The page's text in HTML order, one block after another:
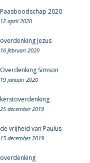
Paasboodschap 2020
12 april 2020
overdenking Jezus
16 februari 2020
Overdenking Simson
19 januari 2020
kerstoverdenking
25 december 2019
de vrijheid van Paulus
15 december 2019
overdenking